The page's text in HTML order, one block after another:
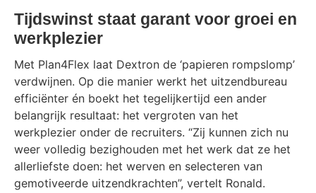
Tijdswinst staat garant voor groei en
werkplezier
Met Plan4Flex laat Dextron de ‘papieren rompslomp’
verdwijnen. Op die manier werkt het uitzendbureau
efficiënter én boekt het tegelijkertijd een ander
belangrijk resultaat: het vergroten van het
werkplezier onder de recruiters. “Zij kunnen zich nu
weer volledig bezighouden met het werk dat ze het
allerliefste doen: het werven en selecteren van
gemotiveerde uitzendkrachten”, vertelt Ronald.